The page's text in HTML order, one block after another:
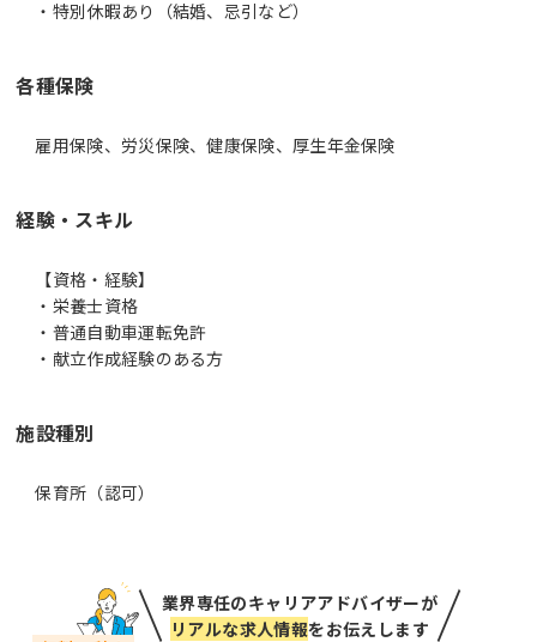
・特別休暇あり（結婚、忌引など）
各種保険
雇用保険、労災保険、健康保険、厚生年金保険
経験・スキル
【資格・経験】
・栄養士資格
・普通自動車運転免許
・献立作成経験のある方
施設種別
保育所（認可）
業界専任のキャリアアドバイザーが
リアルな求人情報をお伝えします